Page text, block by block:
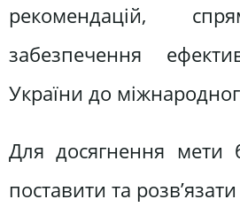
рекомендацій,
забезпечення
України до
Для досягнення мети
поставити та